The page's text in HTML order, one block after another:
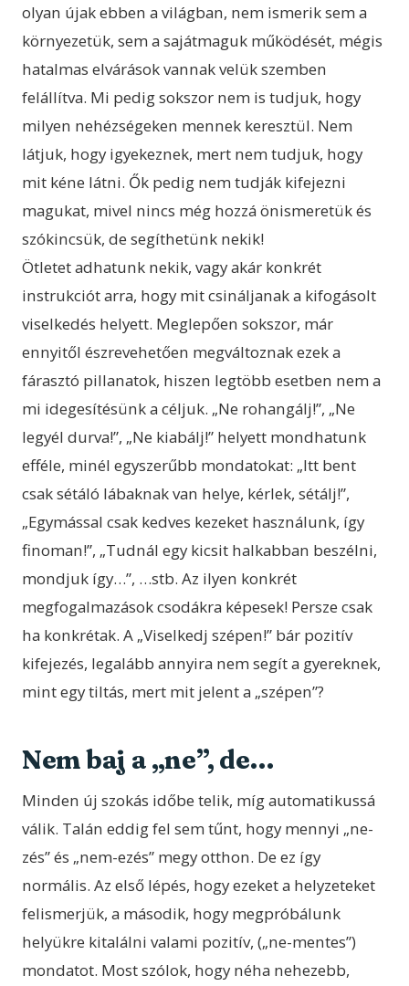
olyan újak ebben a világban, nem ismerik sem a
környezetük, sem a sajátmaguk működését, mégis
hatalmas elvárások vannak velük szemben
felállítva. Mi pedig sokszor nem is tudjuk, hogy
milyen nehézségeken mennek keresztül. Nem
látjuk, hogy igyekeznek, mert nem tudjuk, hogy
mit kéne látni. Ők pedig nem tudják kifejezni
magukat, mivel nincs még hozzá önismeretük és
szókincsük, de segíthetünk nekik!
Ötletet adhatunk nekik, vagy akár konkrét
instrukciót arra, hogy mit csináljanak a kifogásolt
viselkedés helyett. Meglepően sokszor, már
ennyitől észrevehetően megváltoznak ezek a
fárasztó pillanatok, hiszen legtöbb esetben nem a
mi idegesítésünk a céljuk. „Ne rohangálj!”, „Ne
legyél durva!”, „Ne kiabálj!” helyett mondhatunk
efféle, minél egyszerűbb mondatokat: „Itt bent
csak sétáló lábaknak van helye, kérlek, sétálj!”,
„Egymással csak kedves kezeket használunk, így
finoman!”, „Tudnál egy kicsit halkabban beszélni,
mondjuk így…”, …stb. Az ilyen konkrét
megfogalmazások csodákra képesek! Persze csak
ha konkrétak. A „Viselkedj szépen!” bár pozitív
kifejezés, legalább annyira nem segít a gyereknek,
mint egy tiltás, mert mit jelent a „szépen”?
Nem baj a „ne”, de…
Minden új szokás időbe telik, míg automatikussá
válik. Talán eddig fel sem tűnt, hogy mennyi „ne-
zés” és „nem-ezés” megy otthon. De ez így
normális. Az első lépés, hogy ezeket a helyzeteket
felismerjük, a második, hogy megpróbálunk
helyükre kitalálni valami pozitív, („ne-mentes”)
mondatot. Most szólok, hogy néha nehezebb,